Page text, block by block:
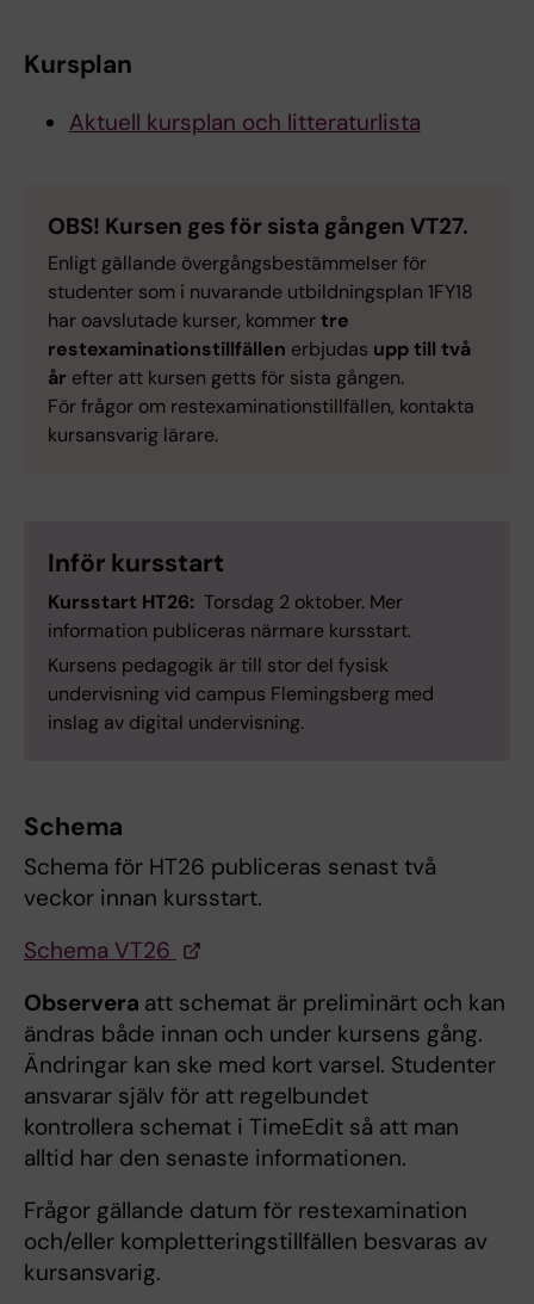
Kursplan
Aktuell kursplan och litteraturlista
OBS! Kursen ges för sista gången VT27.
Enligt gällande övergångsbestämmelser för
studenter som i nuvarande utbildningsplan 1FY18
har oavslutade kurser, kommertre
restexaminationstillfällen erbjudas upp till två
år efter att kursen getts för sista gången.
För frågor om restexaminationstillfällen, kontakta
kursansvarig lärare.
Inför kursstart
Kursstart HT26: Torsdag 2 oktober. Mer
information publiceras närmare kursstart.
Kursens pedagogik är till stor del fysisk
undervisning vid campus Flemingsberg med
inslag av digital undervisning.
Schema
Schema för HT26 publiceras senast två
veckor innan kursstart.
Schema VT26
Observera att schemat är preliminärt och kan
ändras både innan och under kursens gång.
Ändringar kan ske med kort varsel. Studenter
ansvarar själv för att regelbundet
kontrollera schemat i TimeEdit så att man
alltid har den senaste informationen.
Frågor gällande datum för restexamination
och/eller kompletteringstillfällen besvaras av
kursansvarig.